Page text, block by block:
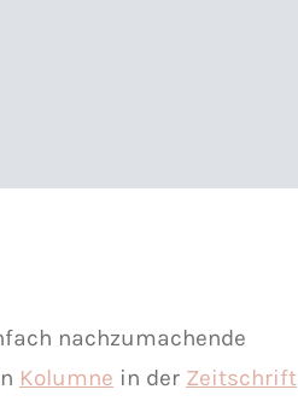
nachzumachende
Kolumne in der Zeitschrift